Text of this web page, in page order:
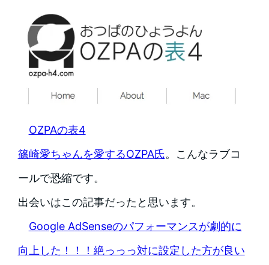
OZPAの表4
篠崎愛ちゃんを愛するOZPA氏。こんなラブコ
ールで恐縮です。
出会いはこの記事だったと思います。
Google AdSenseのパフォーマンスが劇的に
向上した！！！絶っっっ対に設定した方が良い